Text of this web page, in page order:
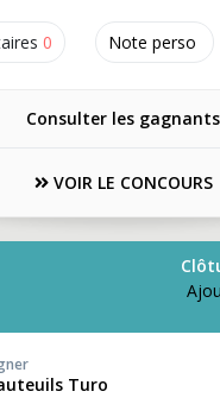
0 Note perso
Consulter les gagnants
VOIR LE CONCOURS
Turo